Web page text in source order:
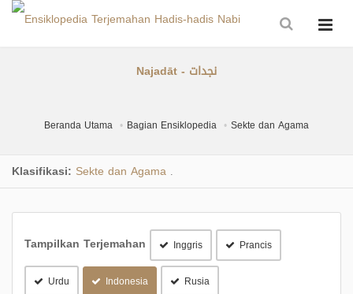
Najadāt - نجدات
Beranda Utama Bagian Ensiklopedia Sekte dan Agama
Klasifikasi: Sekte dan Agama
Tampilkan Terjemahan Inggris Prancis
Urdu Indonesia Rusia